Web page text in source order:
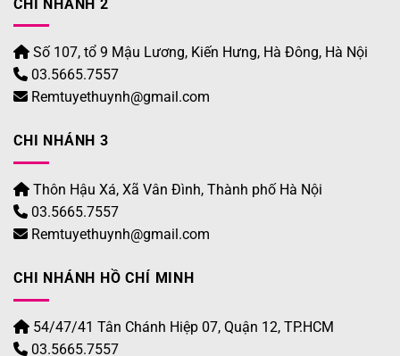
CHI NHÁNH 2
Số 107, tổ 9 Mậu Lương, Kiến Hưng, Hà Đông, Hà Nội
03.5665.7557
Remtuyethuynh@gmail.com
CHI NHÁNH 3
Thôn Hậu Xá, Xã Vân Đình, Thành phố Hà Nội
03.5665.7557
Remtuyethuynh@gmail.com
CHI NHÁNH HỒ CHÍ MINH
54/47/41 Tân Chánh Hiệp 07, Quận 12, TP.HCM
03.5665.7557